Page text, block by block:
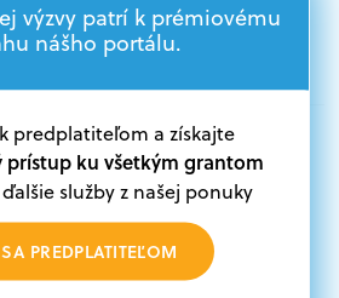
Samospráva
dotácií na portáli Grantexpert.sk
z eurofondov, plánu obnovy a
výzvy patrí k prémiovému
nášho portálu.
predplatiteľom a získajte
prístup ku všetkým grantom
služby z našej ponuky
PREDPLATITEĽOM